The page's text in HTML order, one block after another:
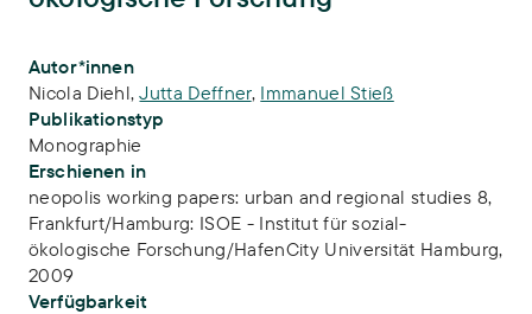
Publikations-Infos
Autor*innen
Nicola Diehl,Jutta Deffner, Immanuel Stieß
Publikationstyp
Monographie
Erschienen in
neopolis working papers: urban and regional studies 8,
Frankfurt/Hamburg: ISOE - Institut für sozial-
ökologische Forschung/HafenCity Universität Hamburg,
2009
Verfügbarkeit